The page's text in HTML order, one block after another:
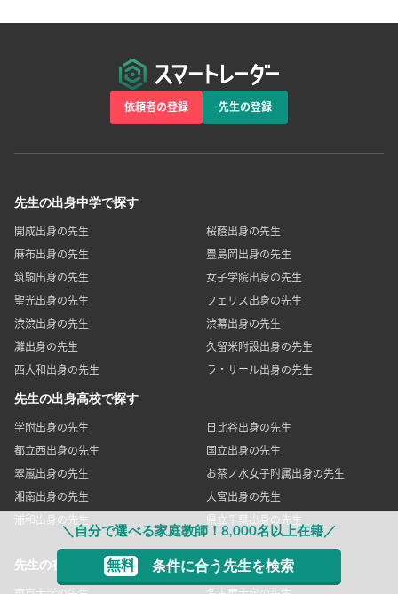
＼自分で選べる家庭教師！8,000名以上在籍／
無料 条件に合う先生を検索
依頼者の登録 先生の登録
先生の出身中学で探す
開成出身の先生
桜蔭出身の先生
麻布出身の先生
豊島岡出身の先生
筑駒出身の先生
女子学院出身の先生
聖光出身の先生
フェリス出身の先生
渋渋出身の先生
渋幕出身の先生
灘出身の先生
久留米附設出身の先生
西大和出身の先生
ラ・サール出身の先生
先生の出身高校で探す
学附出身の先生
日比谷出身の先生
都立西出身の先生
国立出身の先生
翠嵐出身の先生
お茶ノ水女子附属出身の先生
湘南出身の先生
大宮出身の先生
浦和出身の先生
県立千葉出身の先生
先生の在籍大学で探す